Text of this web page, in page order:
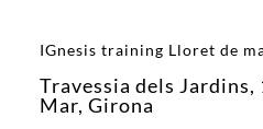
IGnesis training Lloret de
Travessia dels
Mar, Girona